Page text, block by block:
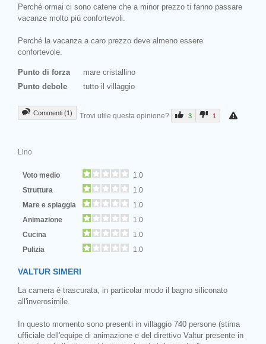
Perché ormai ci sono catene che a minor prezzo ti fanno passare
vacanze molto più confortevoli.
Perché la vacanza a caro prezzo deve almeno essere
confortevole.
Punto di forza
mare cristallino
Punto debole
tutto il villaggio
Commenti (1) Trovi utile questa opinione? 3 1
Lino
Voto medio
1.0
Struttura
1.0
Mare e spiaggia
1.0
Animazione
1.0
Cucina
1.0
Pulizia
1.0
VALTUR SIMERI
La camera è trascurata, in particolar modo il bagno siliconato
all'inverosimile.
In questo momento sono presenti in villaggio 740 persone (stima
ufficiale dell'equipe di animazione e del direttivo Valtur presente in